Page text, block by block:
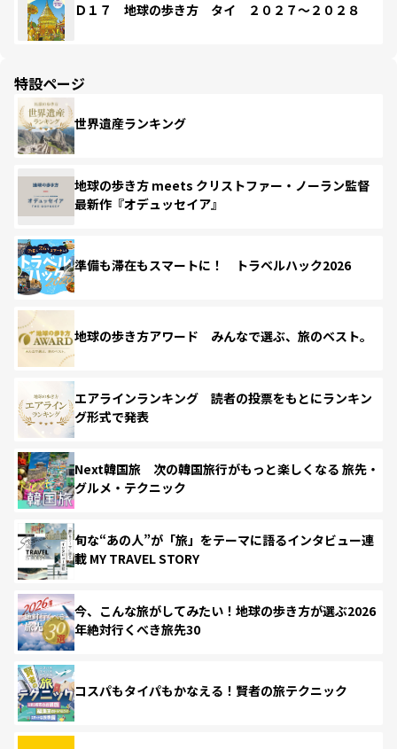
Ｄ１７ 地球の歩き方 タイ ２０２７～２０２８
特設ページ
世界遺産ランキング
地球の歩き方 meets クリストファー・ノーラン監督
最新作『オデュッセイア』
準備も滞在もスマートに！ トラベルハック2026
地球の歩き方アワード みんなで選ぶ、旅のベスト。
エアラインランキング 読者の投票をもとにランキン
グ形式で発表
Next韓国旅 次の韓国旅行がもっと楽しくなる 旅先・
グルメ・テクニック
旬な“あの人”が「旅」をテーマに語るインタビュー連
載 MY TRAVEL STORY
今、こんな旅がしてみたい！地球の歩き方が選ぶ2026
年絶対行くべき旅先30
コスパもタイパもかなえる！賢者の旅テクニック